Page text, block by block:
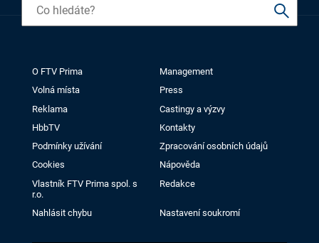
O FTV Prima
Management
Volná místa
Press
Reklama
Castingy a výzvy
HbbTV
Kontakty
Podmínky užívání
Zpracování osobních údajů
Cookies
Nápověda
Vlastník FTV Prima spol. s
r.o.
Redakce
Nahlásit chybu Nastavení soukromí